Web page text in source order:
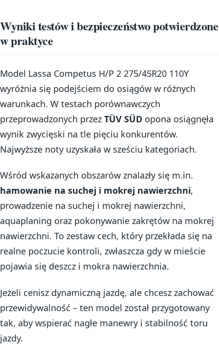
Wyniki testów i bezpieczeństwo potwierdzone
w praktyce
Model Lassa Competus H/P 2 275/45R20 110Y
wyróżnia się podejściem do osiągów w różnych
warunkach. W testach porównawczych
przeprowadzonych przez TÜV SÜD opona osiągnęła
wynik zwycięski na tle pięciu konkurentów.
Najwyższe noty uzyskała w sześciu kategoriach.
Wśród wskazanych obszarów znalazły się m.in.
hamowanie na suchej i mokrej nawierzchni,
prowadzenie na suchej i mokrej nawierzchni,
aquaplaning oraz pokonywanie zakrętów na mokrej
nawierzchni. To zestaw cech, który przekłada się na
realne poczucie kontroli, zwłaszcza gdy w mieście
pojawia się deszcz i mokra nawierzchnia.
Jeżeli cenisz dynamiczną jazdę, ale chcesz zachować
przewidywalność – ten model został przygotowany
tak, aby wspierać nagłe manewry i stabilność toru
jazdy.